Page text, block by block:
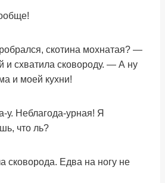
скотина мохнатая? —
и схватила сковороду. — А ну
и моей кухни!
Неблагода-урная! Я
что ль?
сковорода. Едва на ногу не